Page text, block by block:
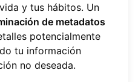
y tus hábitos. Un
de metadatos
potencialmente
tu información
no deseada.